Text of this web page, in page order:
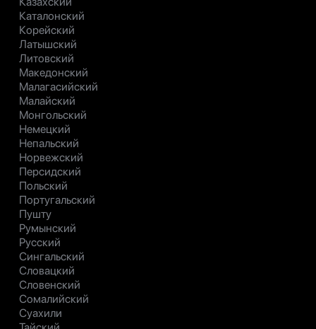
Каталонский
Корейский
Латышский
Литовский
Македонский
Малагасийский
Малайский
Монгольский
Немецкий
Непальский
Норвежский
Персидский
Польский
Португальский
Пушту
Румынский
Русский
Сингальский
Словацкий
Словенский
Сомалийский
Суахили